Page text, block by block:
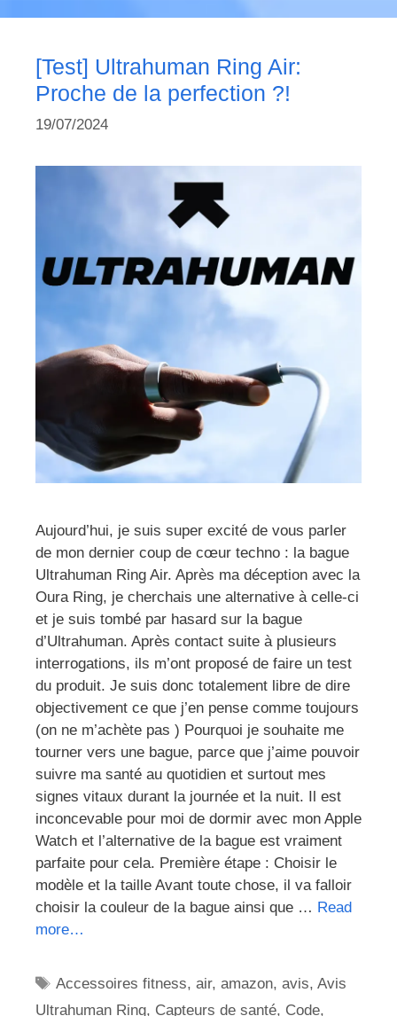
[Test] Ultrahuman Ring Air:
Proche de la perfection ?!
19/07/2024
Aujourd’hui, je suis super excité de vous parler
de mon dernier coup de cœur techno : la bague
Ultrahuman Ring Air. Après ma déception avec la
Oura Ring, je cherchais une alternative à celle-ci
et je suis tombé par hasard sur la bague
d’Ultrahuman. Après contact suite à plusieurs
interrogations, ils m’ont proposé de faire un test
du produit. Je suis donc totalement libre de dire
objectivement ce que j’en pense comme toujours
(on ne m’achète pas ) Pourquoi je souhaite me
tourner vers une bague, parce que j’aime pouvoir
suivre ma santé au quotidien et surtout mes
signes vitaux durant la journée et la nuit. Il est
inconcevable pour moi de dormir avec mon Apple
Watch et l’alternative de la bague est vraiment
parfaite pour cela. Première étape : Choisir le
modèle et la taille Avant toute chose, il va falloir
choisir la couleur de la bague ainsi que … Read
more…
Étiquettes
Accessoires fitness,air,amazon,avis,Avis
Ultrahuman Ring, Capteurs de santé, Code,